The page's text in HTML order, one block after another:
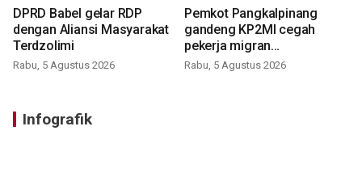
DPRD Babel gelar RDP
dengan Aliansi Masyarakat
Terdzolimi
Rabu, 5 Agustus 2026
Pemkot Pangkalpinang
gandeng KP2MI cegah
pekerja migran
nonprosedural
Rabu, 5 Agustus 2026
Infografik